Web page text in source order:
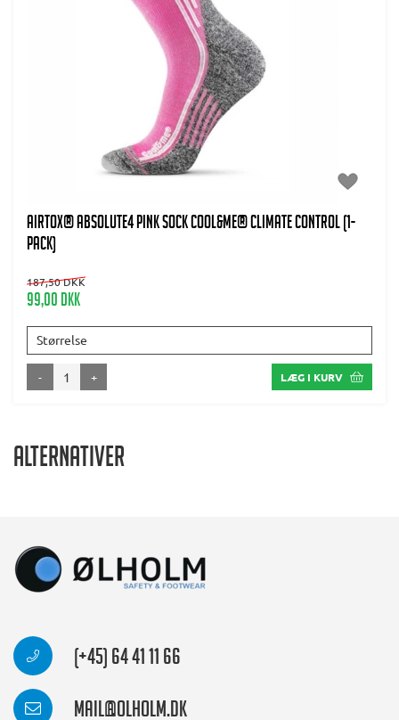
AIRTOX® Absolute4 Pink Sock Cool&Me® climate control (1-
pack)
187,50 DKK
99,00 DKK
Størrelse
- + LÆG I KURV
Alternativer
(+45) 64 41 11 66
mail@olholm.dk